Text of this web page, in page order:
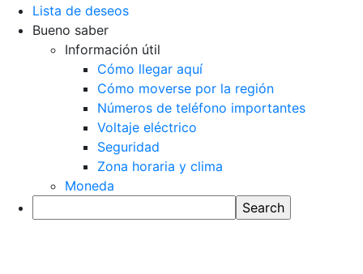
Lista de deseos
Bueno saber
Información útil
Cómo llegar aquí
Cómo moverse por la región
Números de teléfono importantes
Voltaje eléctrico
Seguridad
Zona horaria y clima
Moneda